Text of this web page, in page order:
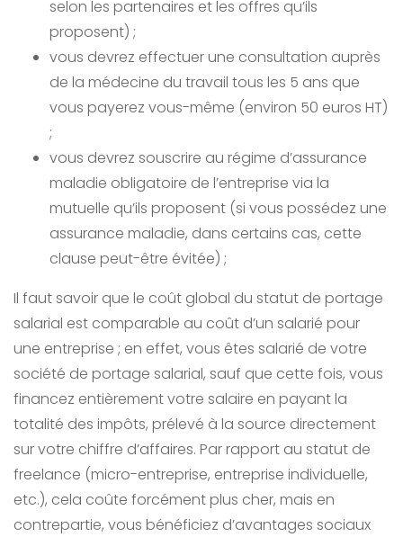
selon les partenaires et les offres qu’ils
proposent) ;
vous devrez effectuer une consultation auprès
de la médecine du travail tous les 5 ans que
vous payerez vous-même (environ 50 euros HT)
;
vous devrez souscrire au régime d’assurance
maladie obligatoire de l’entreprise via la
mutuelle qu’ils proposent (si vous possédez une
assurance maladie, dans certains cas, cette
clause peut-être évitée) ;
Il faut savoir que le coût global du statut de portage
salarial est comparable au coût d’un salarié pour
une entreprise ; en effet, vous êtes salarié de votre
société de portage salarial, sauf que cette fois, vous
financez entièrement votre salaire en payant la
totalité des impôts, prélevé à la source directement
sur votre chiffre d’affaires. Par rapport au statut de
freelance (micro-entreprise, entreprise individuelle,
etc.), cela coûte forcément plus cher, mais en
contrepartie, vous bénéficiez d’avantages sociaux